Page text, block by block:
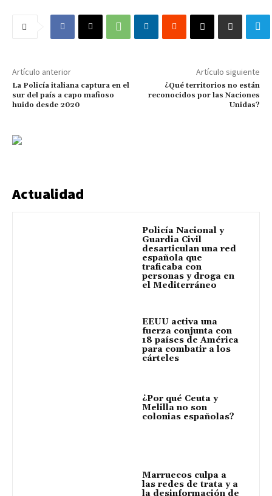
Artículo anterior
La Policía italiana captura en el
sur del país a capo mafioso
huido desde 2020
Artículo siguiente
¿Qué territorios no están
reconocidos por las Naciones
Unidas?
Actualidad
Policía Nacional y
Guardia Civil
desarticulan una red
española que
traficaba con
personas y droga en
el Mediterráneo
EEUU activa una
fuerza conjunta con
18 países de América
para combatir a los
cárteles
¿Por qué Ceuta y
Melilla no son
colonias españolas?
Marruecos culpa a
las redes de trata y a
la desinformación de